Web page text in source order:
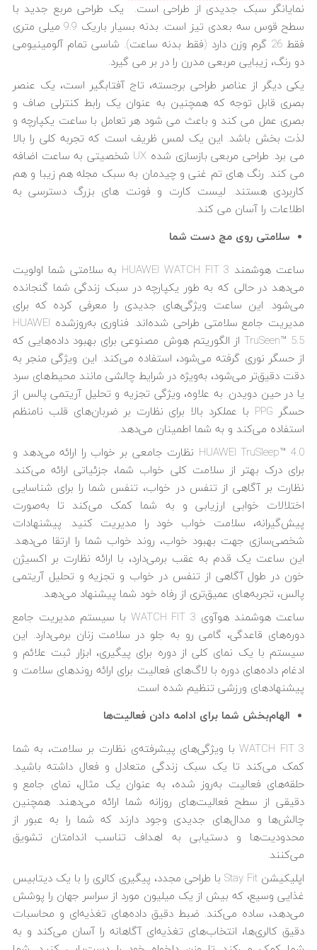
نمایانگر سبک جدیدی از طراحی است. یک طراحی مربع جدید با
سطح قوس سه بعدی تیز است. بدنه بسیار باریک 9.9 میلی متری
فقط 26 گرم وزن دارد (فقط بدنه ساعت). شاسی تمام آلومینیومی
دو رنگ، زیبایی مربعی مدرن را در بر می گیرد.
یکی دیگر از عناصر طراحی برجسته، تاج آفتابگیر است، یک عنصر
بصری قابل توجه که همچنین به عنوان یک رابط کنترلی صاف و
بصری عمل می کند و باعث می شود هر تعامل با ساعت یکپارچه و
لذت بخش باشد. این یک لمس ظریف است که تجربه کلی را بالا
می برد. طراحی مربعی بازسازی شده UX شخصیتی به ساعت اضافه
می کند. رنگ های تم غنی و چیدمان به سبک مجله هم زیبا و هم
کاربردی هستند. لیست کارت و فونت های بزرگ دسترسی به
اطلاعات را آسان می کند.
سلامتی روی مچ دست شما
ساعت هوشمند HUAWEI WATCH FIT 3 به سلامتی شما اولویت
می‌دهد در حالی که به طور یکپارچه در سبک زندگی شما گنجانده
می‌شود. این ساعت ویژگی‌های جدیدی را معرفی کرده که برای
مدیریت جامع سلامتی طراحی شده‌اند. فناوری به‌روزشده HUAWEI
TruSeen™ 5.5 از الگوریتم هوش مصنوعی برای بهبود داده‌هایی که
از حسگر نوری گرفته می‌شود، استفاده می‌کند. این ویژگی منجر به
دقت دقیق‌تر می‌شود، به‌ویژه در شرایط چالشی مانند محیط‌های سرد
یا در حین دویدن. به علاوه، ویژگی تجزیه و تحلیل آریتمی پالس از
حسگر PPG با عملکرد بالا برای نظارت بر ضربان‌های قلب نامنظم
استفاده می‌کند و به شما اطمینان می‌دهد.
HUAWEI TruSleep™ 4.0 نظارت جامعی بر خواب را ارائه می‌دهد و
برای درک بهتر از سلامت کلی خواب شما، جزئیاتی ارائه می‌کند.
نظارت بر آگاهی از تنفس در خواب، تنفس شما را برای شناسایی
اختلالات خوابی ارزیابی و به شما کمک می‌کند تا به‌صورت
پیش‌گیرانه، سلامت خواب خود را مدیریت کنید. پیشنهادات
شخصی‌سازی جهت بهبود خواب، روند خواب شما را ارتقا می‌دهد.
این ساعت یک قدم به عقب برمی‌دارد، با ارائه نظارت بر اکسیژن
خون در طول آگاهی از تنفس در خواب و تجزیه و تحلیل آریتمی
پالس، تجربه‌های عمیق‌تری از رفاه خود شما پیشنهاد می‌دهد.
ساعت هوشمند هوآوی WATCH FIT 3 با سیستم مدیریت جامع
دوره‌های قاعدگی، گامی رو به جلو در سلامت زنان برمی‌دارد. این
سیستم با یک نمای کلی از دوره برای پیگیری، ابزار ثبت علائم و
ادغام داده‌های دوره با لاگ‌های فعالیت برای ارائه روندهای سلامت و
پیشنهادهای ورزشی تنظیم شده است.
الهام‌بخش شما برای ادامه دادن فعالیت‌ها
WATCH FIT 3 با ویژگی‌های پیشرفته‌ی نظارت بر سلامت، به شما
کمک می‌کند تا یک سبک زندگی متعادل و فعال داشته باشید.
حلقه‌های فعالیت به‌روز شده، به عنوان یک مثال، نمای جامع و
دقیقی از سطح فعالیت‌های روزانه شما ارائه می‌دهند. همچنین
چالش‌ها و مدال‌های جدیدی وجود دارند که شما را به عبور از
محدودیت‌ها و دستیابی به اهداف تناسب اندامتان تشویق
می‌کنند.
اپلیکیشن Stay Fit با طراحی مجدد، پیگیری کالری را با یک دیتابیس
غذایی وسیع، که بیش از یک میلیون مورد از سراسر جهان را پوشش
می‌دهد، ساده می‌کند. ضبط دقیق داده‌های تغذیه‌ای و محاسبات
دقیق کالری‌ها، انتخاب‌های تغذیه‌ای آگاهانه را آسان می‌کند و به